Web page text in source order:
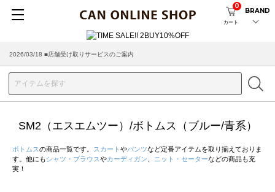
カート
0
BRAND
2026/03/18 ■店舗受け取りサービスのご案内
SM2（エスエムツー）/ボトムス（ブルー/青系）
ボトムスの商品一覧です。 スカート やパンツなど定番アイテムを取り揃えておりま
す。他にもシャツ・ブラウスやカーディガン ニット・セーターなどの商品も充
実！